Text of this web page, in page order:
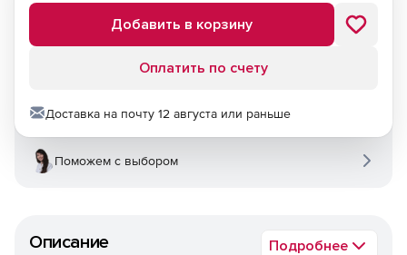
Описание Подробнее
Добавить в корзину
Оплатить по счету
Доставка на почту 12 августа или раньше
Поможем с выбором